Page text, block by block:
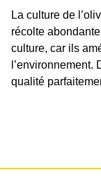
La culture de
récolte
culture, car ils
qualité